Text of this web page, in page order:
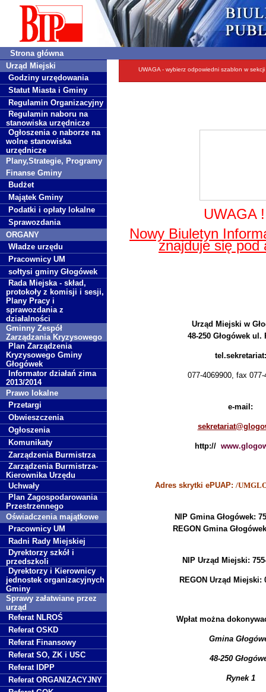
Strona główna
Urząd Miejski
Godziny urzędowania
Statut Miasta i Gminy
Regulamin Organizacyjny
Regulamin naboru na
stanowiska urzędnicze
Ogłoszenia o naborze na
wolne stanowiska
urzędnicze
Plany,Strategie, Programy
Finanse Gminy
Budżet
Majątek Gminy
Podatki i opłaty lokalne
Sprawozdania
ORGANY
Władze urzędu
Pracownicy UM
sołtysi gminy Głogówek
Rada Miejska - skład,
protokoły z komisji i sesji,
Plany Pracy i
sprawozdania z
działalności
Gminny Zespół
Zarządzania Kryzysowego
Plan Zarządzenia
Kryzysowego Gminy
Głogówek
Informator działań zima
2013/2014
Prawo lokalne
Przetargi
Obwieszczenia
Ogłoszenia
Komunikaty
Zarządzenia Burmistrza
Zarządzenia Burmistrza-
Kierownika Urzędu
Uchwały
Plan Zagospodarowania
Przestrzennego
Oświadczenia majątkowe
Pracownicy UM
Radni Rady Miejskiej
Dyrektorzy szkół i
przedszkoli
Dyrektorzy i Kierownicy
jednostek organizacyjnych
Gminy
Sprawy załatwiane przez
urząd
Referat NLROŚ
Referat OSKD
Referat Finansowy
Referat SO, ZK i USC
Referat IDPP
Referat ORGANIZACYJNY
UWAGA - wybierz odpowiedni szablon w
UWAGA
Nowy Biuletyn
znajduje się pod
Urząd Miejski w
48-250 Głogówek ul.
tel.sekretariat:
077-4069900, fax 077-
e-mail:
http://
Adres skrytki ePUAP: /
NIP Gmina Głogówek:
REGON Gmina
NIP Urząd Miejski:
REGON Urząd Miejski:
Wpłat można
Gmina
48-250
Rynek 1